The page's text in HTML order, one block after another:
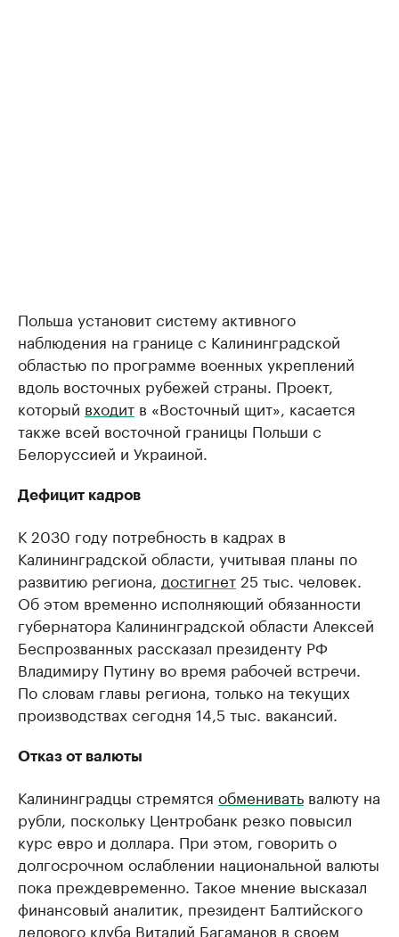
Польша установит систему активного
наблюдения на границе с Калининградской
областью по программе военных укреплений
вдоль восточных рубежей страны. Проект,
который входит в «Восточный щит», касается
также всей восточной границы Польши с
Белоруссией и Украиной.
Дефицит кадров
К 2030 году потребность в кадрах в
Калининградской области, учитывая планы по
развитию региона, достигнет 25 тыс. человек.
Об этом временно исполняющий обязанности
губернатора Калининградской области Алексей
Беспрозванных рассказал президенту РФ
Владимиру Путину во время рабочей встречи.
По словам главы региона, только на текущих
производствах сегодня 14,5 тыс. вакансий.
Отказ от валюты
Калининградцы стремятся обменивать валюту на
рубли, поскольку Центробанк резко повысил
курс евро и доллара. При этом, говорить о
долгосрочном ослаблении национальной валюты
пока преждевременно. Такое мнение высказал
финансовый аналитик, президент Балтийского
делового клуба Виталий Багаманов в своем